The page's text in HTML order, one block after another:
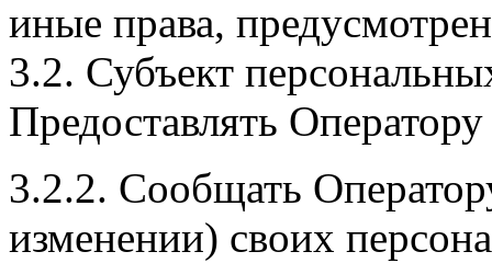
иные права,
3.2. Субъект
Предоставлять
3.2.2. Сообщать
изменении) своих